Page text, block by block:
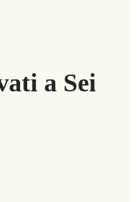
a Sei